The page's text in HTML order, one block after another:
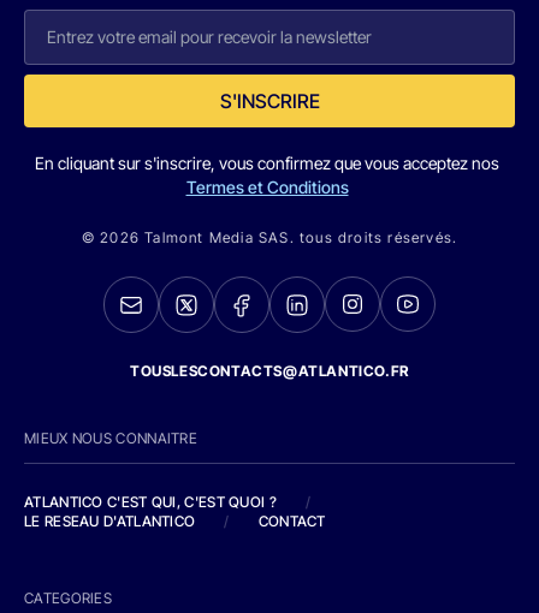
S'INSCRIRE
En cliquant sur s'inscrire, vous confirmez que vous acceptez nos
Termes et Conditions
© 2026 Talmont Media SAS. tous droits réservés.
TOUSLESCONTACTS@ATLANTICO.FR
MIEUX NOUS CONNAITRE
ATLANTICO C'EST QUI, C'EST QUOI ?
/
LE RESEAU D'ATLANTICO
/ CONTACT
CATEGORIES